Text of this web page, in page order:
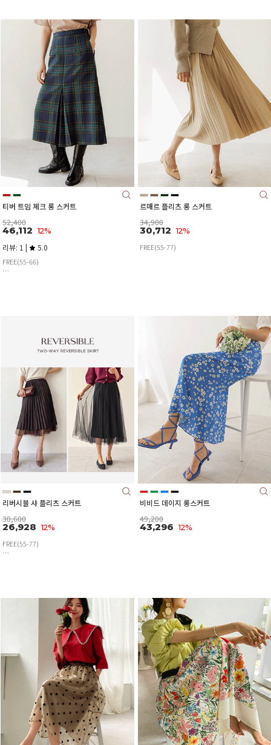
티버 트임 체크 롱 스커트
52,400
46,112 12%
리뷰: 1 | 5.0
FREE(55-66)
르매르 플리츠 롱 스커트
34,900
30,712 12%
FREE(55-77)
리버시블 샤 플리츠 스커트
30,600
26,928 12%
FREE(55-77)
비비드 데이지 롱스커트
49,200
43,296 12%